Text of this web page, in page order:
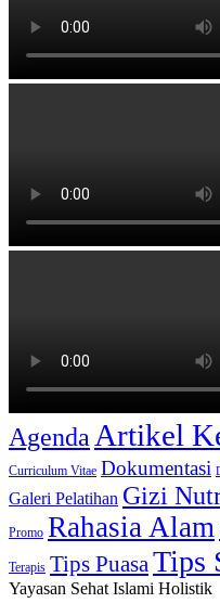
Agenda Artikel
Curriculum Vitae Dokumentasi
Galeri Pelatihan Gizi
Promo Rahasia Alam
Terapis Tips PuasaTips
Yayasan Sehat Islami Holistik